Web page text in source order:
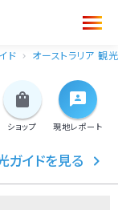
ド オーストラリア 観光
ショップ 現地レポート
ガイドを見る